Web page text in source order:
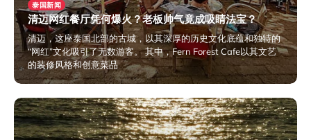
泰国新闻
清迈网红餐厅凭何爆火？老板帅气竟成吸睛法宝？
清迈，这座泰国北部的古城，以其深厚的历史文化底蕴和独特的
“网红”文化吸引了无数游客。 其中，Fern Forest Cafe以其文艺
的装修风格和创意菜品
2025年6月10日